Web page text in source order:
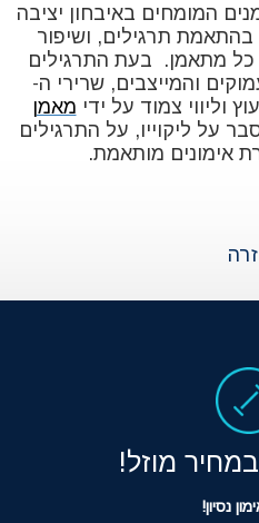
המומחים באיבחון יציבה
בהתאמת תרגילים, ושיפור
כל מתאמן. בעת התרגילים
והמייצבים, שרירי ה-
מאמן
על ליקוייו, על התרגילים
אימונים מותאמת.
במחיר מוזל!
נסיון!